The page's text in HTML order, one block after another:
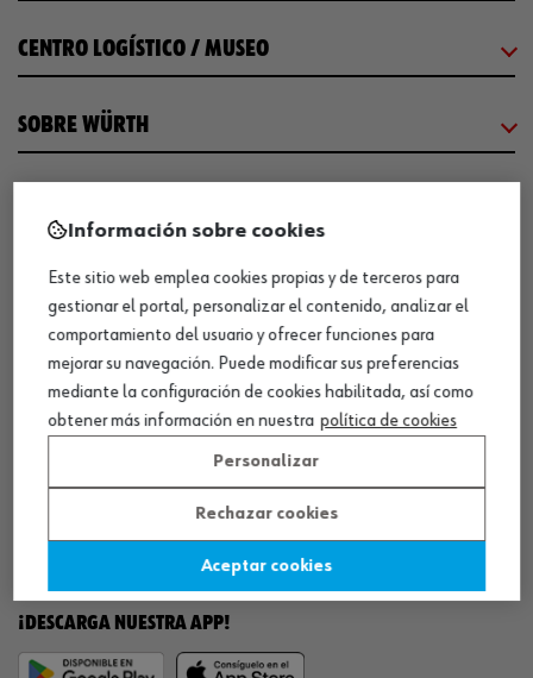
CENTRO LOGÍSTICO / MUSEO
SOBRE WÜRTH
WORKINWÜRTH
NUESTROS CERTIFICADOS
¡WÜRTH EMPRESA SOLIDARIA!
¡DESCARGA NUESTRA APP!
Información sobre cookies
Este sitio web emplea cookies propias y de terceros para
gestionar el portal, personalizar el contenido, analizar el
comportamiento del usuario y ofrecer funciones para
mejorar su navegación. Puede modificar sus preferencias
mediante la configuración de cookies habilitada, así como
obtener más información en nuestra política de cookies
Personalizar
Rechazar cookies
Aceptar cookies